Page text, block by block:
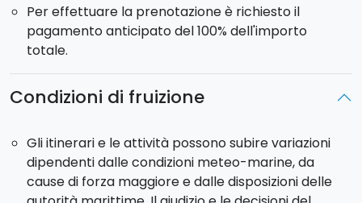
Per effettuare la prenotazione è richiesto il
pagamento anticipato del 100% dell'importo
totale.
Condizioni di fruizione
Gli itinerari e le attività possono subire variazioni
dipendenti dalle condizioni meteo-marine, da
cause di forza maggiore e dalle disposizioni delle